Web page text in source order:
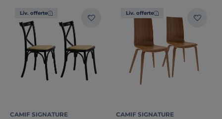
Liv. offerte
CAMIF SIGNATURE
Liv. offerte
CAMIF SIGNATURE